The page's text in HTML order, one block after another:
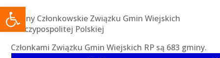
Otwórz pasek narzędzi
Gminy Członkowskie Związku Gmin Wiejskich
Rzeczypospolitej Polskiej
Członkami Związku Gmin Wiejskich RP są 683 gminy.